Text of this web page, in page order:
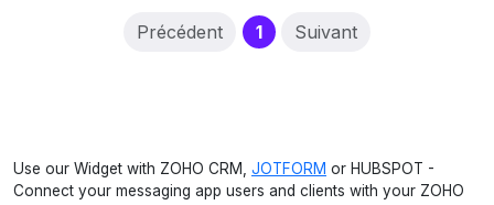
Précédent 1(current)
Suivant
Use our Widget with ZOHO CRM, JOTFORM or HUBSPOT -
Connect your messaging app users and clients with your ZOHO